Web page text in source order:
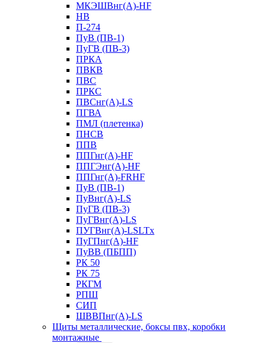
МКЭШВнг(А)-HF
НВ
П-274
ПуВ (ПВ-1)
ПуГВ (ПВ-3)
ПРКА
ПВКВ
ПВС
ПРКС
ПВСнг(А)-LS
ПГВА
ПМЛ (плетенка)
ПНСВ
ППВ
ППГнг(А)-HF
ППГЭнг(А)-HF
ППГнг(А)-FRHF
ПуВ (ПВ-1)
ПуВнг(А)-LS
ПуГВ (ПВ-3)
ПуГВнг(А)-LS
ПУГВнг(А)-LSLTx
ПуГПнг(А)-HF
ПуВВ (ПБПП)
РК 50
РК 75
РКГМ
РПШ
СИП
ШВВПнг(А)-LS
Щиты металлические, боксы пвх, коробки
монтажные